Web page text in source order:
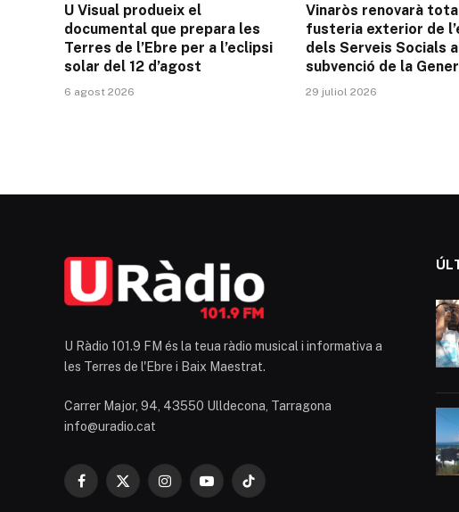
U Visual produeix el
documental que prepara les
Terres de l’Ebre per a l’eclipsi
solar del 12 d’agost
6 agost 2026
Vinaròs renovarà
fusteria exterior de
dels Serveis Socials
subvenció de la
29 juliol 2026
U Ràdio 101.9 FM és la teua ràdio musical i informativa a
les Terres de l'Ebre i Baix Maestrat.
Carrer Major, 94, 43550 Ulldecona, Tarragona
info@uradio.cat
Facebook
X
InstagramYouTubeTikTok